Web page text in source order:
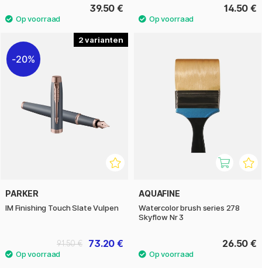
39.50 € 14.50 €
2
20%
PARKER
IM Finishing Touch Slate Vulpen
73.20 €
91.50 €
AQUAFINE
Watercolor brush series 278
Skyflow Nr 3
26.50 €